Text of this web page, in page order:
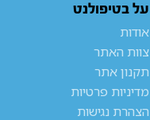
על בטיפולנט
אודות
צוות האתר
תקנון אתר
מדיניות פרטיות
הצהרת נגישות